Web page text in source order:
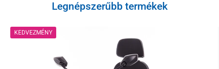
Legnépszerűbb termékek
KEDVEZMÉNY